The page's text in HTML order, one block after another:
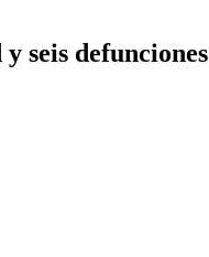
seis defunciones